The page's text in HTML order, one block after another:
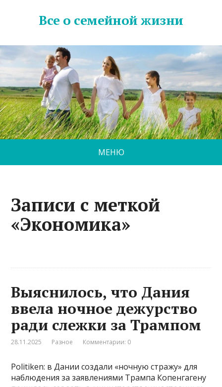
Все о семейной жизни
МЕНЮ
Записи с меткой
«Экономика»
Выяснилось, что Дания
ввела ночное дежурство
ради слежки за Трампом
28.11.2025 Разное Комментарии: 0
Politiken: в Дании создали «ночную стражу» для
наблюдения за заявлениями Трампа Копенгагену